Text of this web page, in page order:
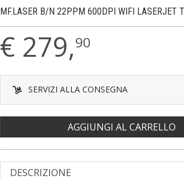
MF.LASER B/N 22PPM 600DPI WIFI LASERJET
€ 279,90
SERVIZI ALLA CONSEGNA
AGGIUNGI AL CARRELLO
DESCRIZIONE